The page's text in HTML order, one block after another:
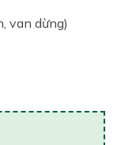
van dừng)